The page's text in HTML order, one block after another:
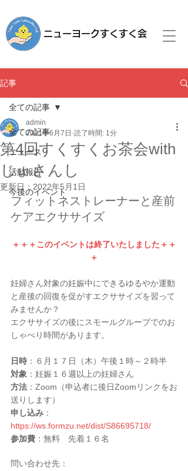
ニューヨークすくすく会
記事
全ての記事
ニュース
活動報告
今後のイベント
全ての記事
第4回すくすくお茶会with
じょさんし
admin
2021年6月7日 読了時間: 1分
更新日： 2022年5月1日
フィットネストレーナーと産前
ケアエクササイズ
＋＋＋このイベントは終了いたしました＋＋
＋
妊婦さん対象の妊娠中にできるゆるやか運動
と産後の回復を促がすエクササイズを習って
みませんか？
エクササイズの後にスモールグループでのお
しゃべり時間があります。
日時 ：６月１７日（木）午後１時～２時半
対象 ：妊娠１６週以上の妊婦さん
方法 ：Zoom（申込者に後日Zoomリンクをお
送りします）
申し込み ：
https://ws.formzu.net/dist/S86695718/
参加費 ：無料　先着１６名
問い合わせ先：